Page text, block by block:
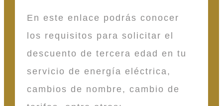
En este enlace podrás conocer
los requisitos para solicitar el
descuento de tercera edad en tu
servicio de energía eléctrica,
cambios de nombre, cambio de